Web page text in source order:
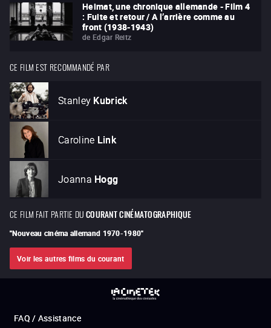
Heimat, une chronique allemande - Film 4
: Fuite et retour / A l’arrière comme au
front (1938-1943)
de Edgar Reitz
CE FILM EST RECOMMANDÉ PAR
Stanley Kubrick
Caroline Link
Joanna Hogg
CE FILM FAIT PARTIE DUCOURANT CINÉMATOGRAPHIQUE
"Nouveau cinéma allemand 1970-1980"
Voir les autres films du courant
FAQ / Assistance